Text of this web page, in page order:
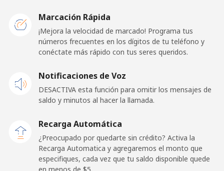
Iraq
Línea fija ⁦26.9¢⁩ 37 min por ⁦$10⁩
Celular ⁦29.5¢⁩ 33 min por ⁦$10⁩
Ireland
Línea fija ⁦1.6¢⁩ 625 min por ⁦$10⁩
⁦2.5¢⁩ 400 min por ⁦$10⁩ -
Marcación Rápida
¡Mejora la velocidad de marcado! Programa tus
números frecuentes en los dígitos de tu teléfono y
conéctate más rápido con tus seres queridos.
Notificaciones de Voz
DESACTIVA esta función para omitir los mensajes de
saldo y minutos al hacer la llamada.
Recarga Automática
¿Preocupado por quedarte sin crédito? Activa la
Recarga Automatica y agregaremos el monto que
especifiques, cada vez que tu saldo disponible quede